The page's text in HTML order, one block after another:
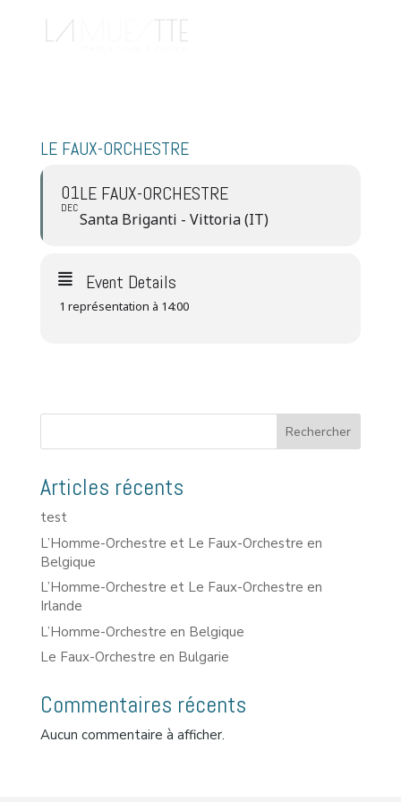
LE FAUX-ORCHESTRE
01
DEC
LE FAUX-ORCHESTRE
Santa Briganti - Vittoria (IT)
Event Details
1 représentation à 14:00
Rechercher
Articles récents
test
L’Homme-Orchestre et Le Faux-Orchestre en
Belgique
L’Homme-Orchestre et Le Faux-Orchestre en
Irlande
L’Homme-Orchestre en Belgique
Le Faux-Orchestre en Bulgarie
Commentaires récents
Aucun commentaire à afficher.